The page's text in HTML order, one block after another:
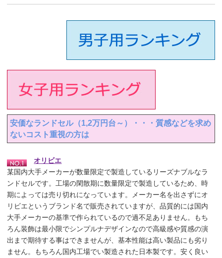
安価なランドセル（1,2万円台～）・・・質感などを求め
ないコスト重視の方は
オリビエ
某国内大手メーカーが数量限定で製造しているリーズナブルなラ
ンドセルです。工場の閑散期に数量限定で製造しているため、時
期によっては売り切れになっています。メーカー名を出さずにオ
リビエというブランド名で販売されていますが、品質的には国内
大手メーカーの基準で作られているので過不足ありません。もち
ろん装飾は最小限でシンプルナデザインなので高級感や質感の演
出まで期待する事はできませんが、基本性能は高い製品にも劣り
ません。もちろん国内工場でい製造された日本製です。安く良い